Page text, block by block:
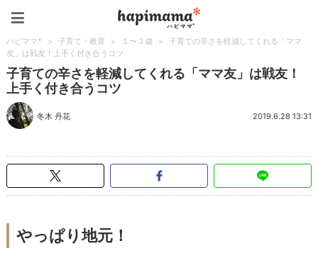
ハピママ* > 子育て・教育 > １〜３歳 >
子育ての辛さを軽減してくれる「ママ
友」は戦友！上手く付き合うコツ
子育ての辛さを軽減してくれる「ママ友」は戦友！
上手く付き合うコツ
冬木 丹花 2019.6.28 13:31
やっぱり地元！